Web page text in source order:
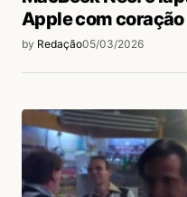
Apple com
by Redação05/03/2026